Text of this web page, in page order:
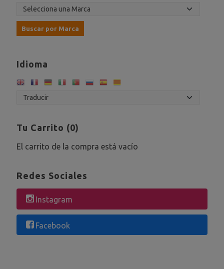
Idioma
Tu Carrito (0)
El carrito de la compra está vacío
Redes Sociales
Instagram
Facebook